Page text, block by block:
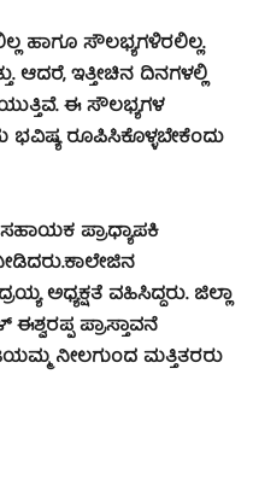
ಹಾಗೂ ಸೌಲಭ್ಯಗಳಿರಲಿಲ್ಲ.
ಆದರೆ, ಇತ್ತೀಚಿನ ದಿನಗಳಲ್ಲಿ
ಈ ಸೌಲಭ್ಯಗಳ
ರೂಪಿಸಿಕೊಳ್ಳಬೇಕೆಂದು
ಪ್ರಾಧ್ಯಾಪಕಿ
ಕಾಲೇಜಿನ
ಅಧ್ಯಕ್ಷತೆ ವಹಿಸಿದ್ದರು. ಜಿಲ್ಲಾ
ಪ್ರಾಸ್ತಾವನೆ
ನೀಲಗುಂದ ಮತ್ತಿತರರು